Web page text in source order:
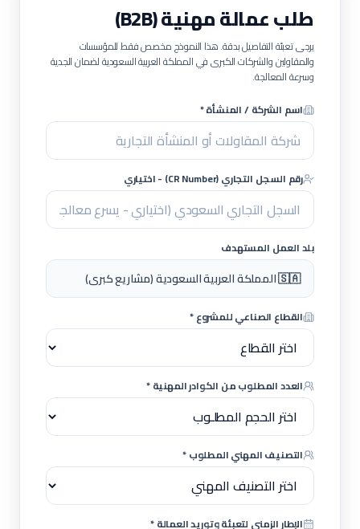
طلب عمالة مهنية (B2B)
يرجى تعبئة التفاصيل بدقة. هذا النموذج مخصص فقط للمؤسسات
والمقاولين والشركات الكبرى في المملكة العربية السعودية لضمان الجدية
وسرعة المعالجة.
اسم الشركة / المنشأة *
رقم السجل التجاري (CR Number) - اختياري
بلد العمل المستهدف
🇸🇦 المملكة العربية السعودية (مشاريع كبرى)
القطاع الصناعي للمشروع *
العدد المطلوب من الكوادر المهنية *
التصنيف المهني المطلوب *
الإطار الزمني لتعبئة وتوريد العمالة *